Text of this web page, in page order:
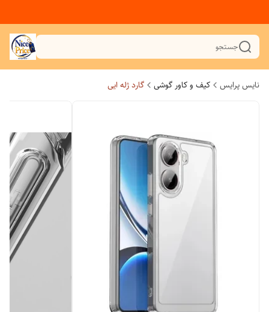
جستجو
نایس پرایس کیف و کاور گوشی گارد ژله ایی